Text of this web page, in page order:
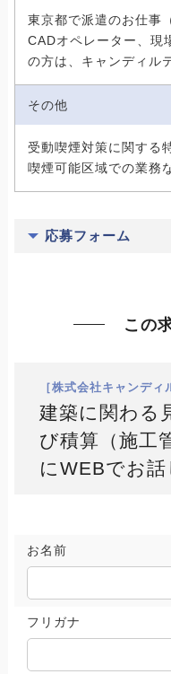
東京都で派遣のお仕事
CADオペレーター、現
の方は、キャンディル
その他
受動喫煙対策に関する
喫煙可能区域での業務
応募フォーム
この
［株式会社キャンディ
建築に関わる
び積算（施
にWEBでお
お名前
フリガナ